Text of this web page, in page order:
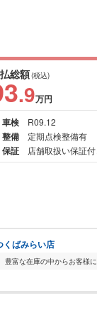
総額(税込)
.9万円
車検
R09.12
整備 定期点検整備有
保証 店舗取扱い保証
くばみらい店